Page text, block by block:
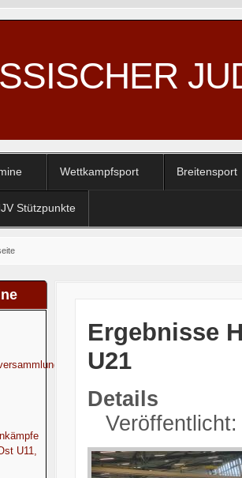
Wettkampfsport Breitensport
Stützpunkte
U11,
Ergebnisse
U21
Details